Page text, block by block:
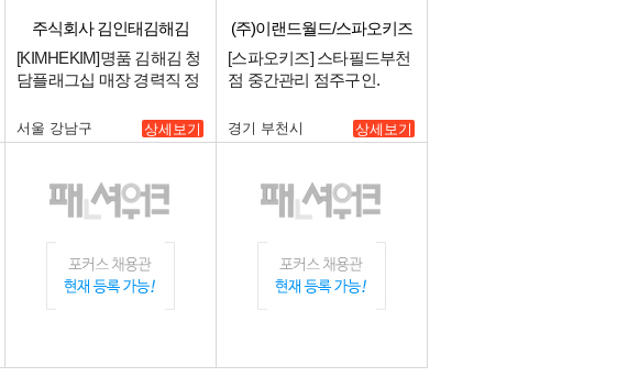
주식회사 김인태김해김
[KIMHEKIM]명품 김해김 청
담플래그십 매장 경력직 정
서울 강남구 상세보기
(주)이랜드월드/스파오키즈
스타필드부천
[스파오키즈] 스타필드부천
점 중간관리 점주구인.
경기 부천시 상세보기